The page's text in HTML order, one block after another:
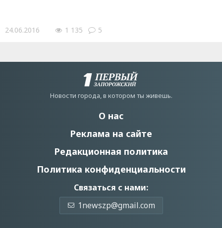
24.06.2016 1 135 5
Новости города, в котором ты живешь.
О нас
Реклама на сайте
Редакционная политика
Политика конфиденциальности
Связаться с нами:
1newszp@gmail.com